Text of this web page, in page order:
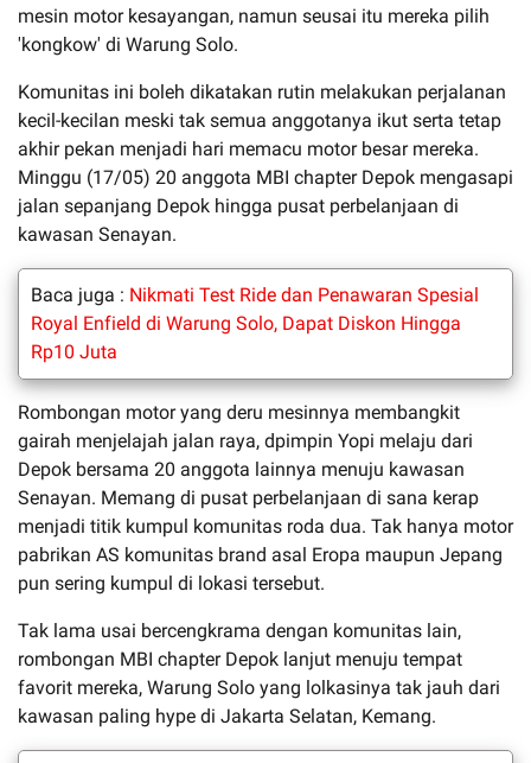
mesin motor kesayangan, namun seusai itu mereka pilih
'kongkow' di Warung Solo.
Komunitas ini boleh dikatakan rutin melakukan perjalanan
kecil-kecilan meski tak semua anggotanya ikut serta tetap
akhir pekan menjadi hari memacu motor besar mereka.
Minggu (17/05) 20 anggota MBI chapter Depok mengasapi
jalan sepanjang Depok hingga pusat perbelanjaan di
kawasan Senayan.
Baca juga : Nikmati Test Ride dan Penawaran Spesial
Royal Enfield di Warung Solo, Dapat Diskon Hingga
Rp10 Juta
Rombongan motor yang deru mesinnya membangkit
gairah menjelajah jalan raya, dpimpin Yopi melaju dari
Depok bersama 20 anggota lainnya menuju kawasan
Senayan. Memang di pusat perbelanjaan di sana kerap
menjadi titik kumpul komunitas roda dua. Tak hanya motor
pabrikan AS komunitas brand asal Eropa maupun Jepang
pun sering kumpul di lokasi tersebut.
Tak lama usai bercengkrama dengan komunitas lain,
rombongan MBI chapter Depok lanjut menuju tempat
favorit mereka, Warung Solo yang lolkasinya tak jauh dari
kawasan paling hype di Jakarta Selatan, Kemang.